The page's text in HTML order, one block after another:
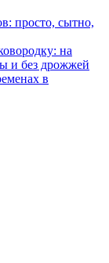
просто, сытно,
на
и без дрожжей
в